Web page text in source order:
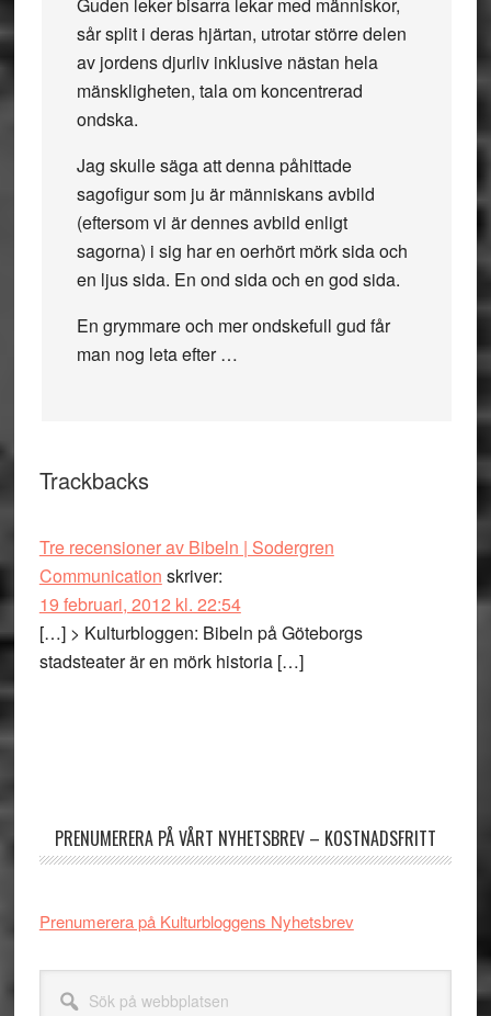
sår split i deras hjärtan, utrotar större delen
av jordens djurliv inklusive nästan hela
mänskligheten, tala om koncentrerad
ondska.
Jag skulle säga att denna påhittade
sagofigur som ju är människans avbild
(eftersom vi är dennes avbild enligt
sagorna) i sig har en oerhört mörk sida och
en ljus sida. En ond sida och en god sida.
En grymmare och mer ondskefull gud får
man nog leta efter …
Trackbacks
Tre recensioner av Bibeln | Sodergren
Communication skriver:
19 februari, 2012 kl. 22:54
[…] > Kulturbloggen: Bibeln på Göteborgs
stadsteater är en mörk historia […]
PRENUMERERA PÅ VÅRT NYHETSBREV – KOSTNADSFRITT
Prenumerera på Kulturbloggens Nyhetsbrev